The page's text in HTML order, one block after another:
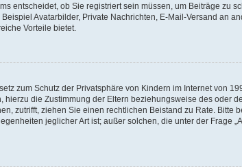
entscheidet, ob Sie registriert sein müssen, um Beiträge zu
Avatarbilder, Private Nachrichten, E-Mail-Versand an
Vorteile bietet.
zum Schutz der Privatsphäre von Kindern im Internet von
die Zustimmung der Eltern beziehungsweise des oder
zutrifft, ziehen Sie einen rechtlichen Beistand zu Rate. Bitte
jeglicher Art ist; außer solchen, die unter der Frage